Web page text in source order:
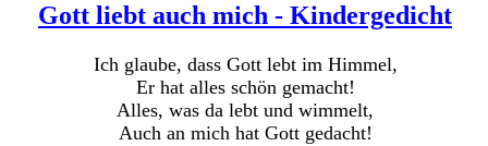
Gott liebt auch mich - Kindergedicht
Ich glaube, dass Gott lebt im Himmel,
Er hat alles schön gemacht!
Alles, was da lebt und wimmelt,
Auch an mich hat Gott gedacht!